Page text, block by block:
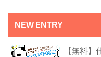
NEW ENTRY
【無料】